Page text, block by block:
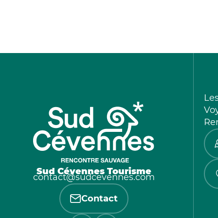
Sud Cévennes Tourisme
contact@sudcevennes.com
Contact